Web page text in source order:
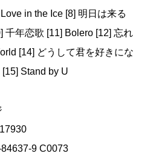
in the Ice [8] 明日は来る
千年恋歌 [11] Bolero [12] 忘れ
[14] どうして君を好きにな
Stand by U
9 C0073